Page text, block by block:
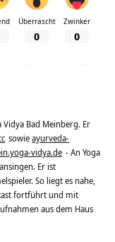
Überrascht
0
Zwinker
0
Bad Meinberg. Er
sowieayurveda-
vidya.de - An Yoga
Er ist
So liegt es nahe,
fortführt und mit
aus dem Haus